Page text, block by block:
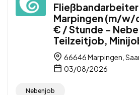
Marpingen (m/w/
€ / Stunde –
Teilzeitjob,
66646 Marpingen,
03/08/2026
Nebenjob